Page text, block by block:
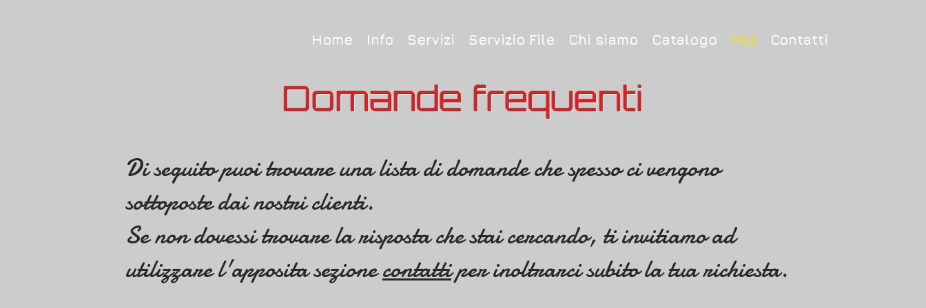
Home Info Servizi Servizio File Chi siamo Catalogo FAQ Contatti
Domande frequenti
Di seguito puoi trovare una lista di domande che spesso ci vengono
sottoposte dai nostri clienti.
Se non dovessi trovare la risposta che stai cercando, ti invitiamo ad
utilizzare l'apposita sezionecontattiper inoltrarci subito la tua richiesta.